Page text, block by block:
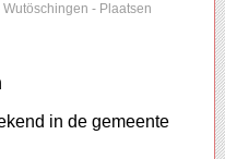
Wutöschingen - Plaatsen
in de gemeente